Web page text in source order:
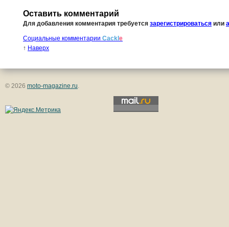
Оставить комментарий
Для добавления комментария требуется зарегистрироваться или
Социальные комментарии Cackl e
↑ Наверх
© 2026 moto-magazine.ru.